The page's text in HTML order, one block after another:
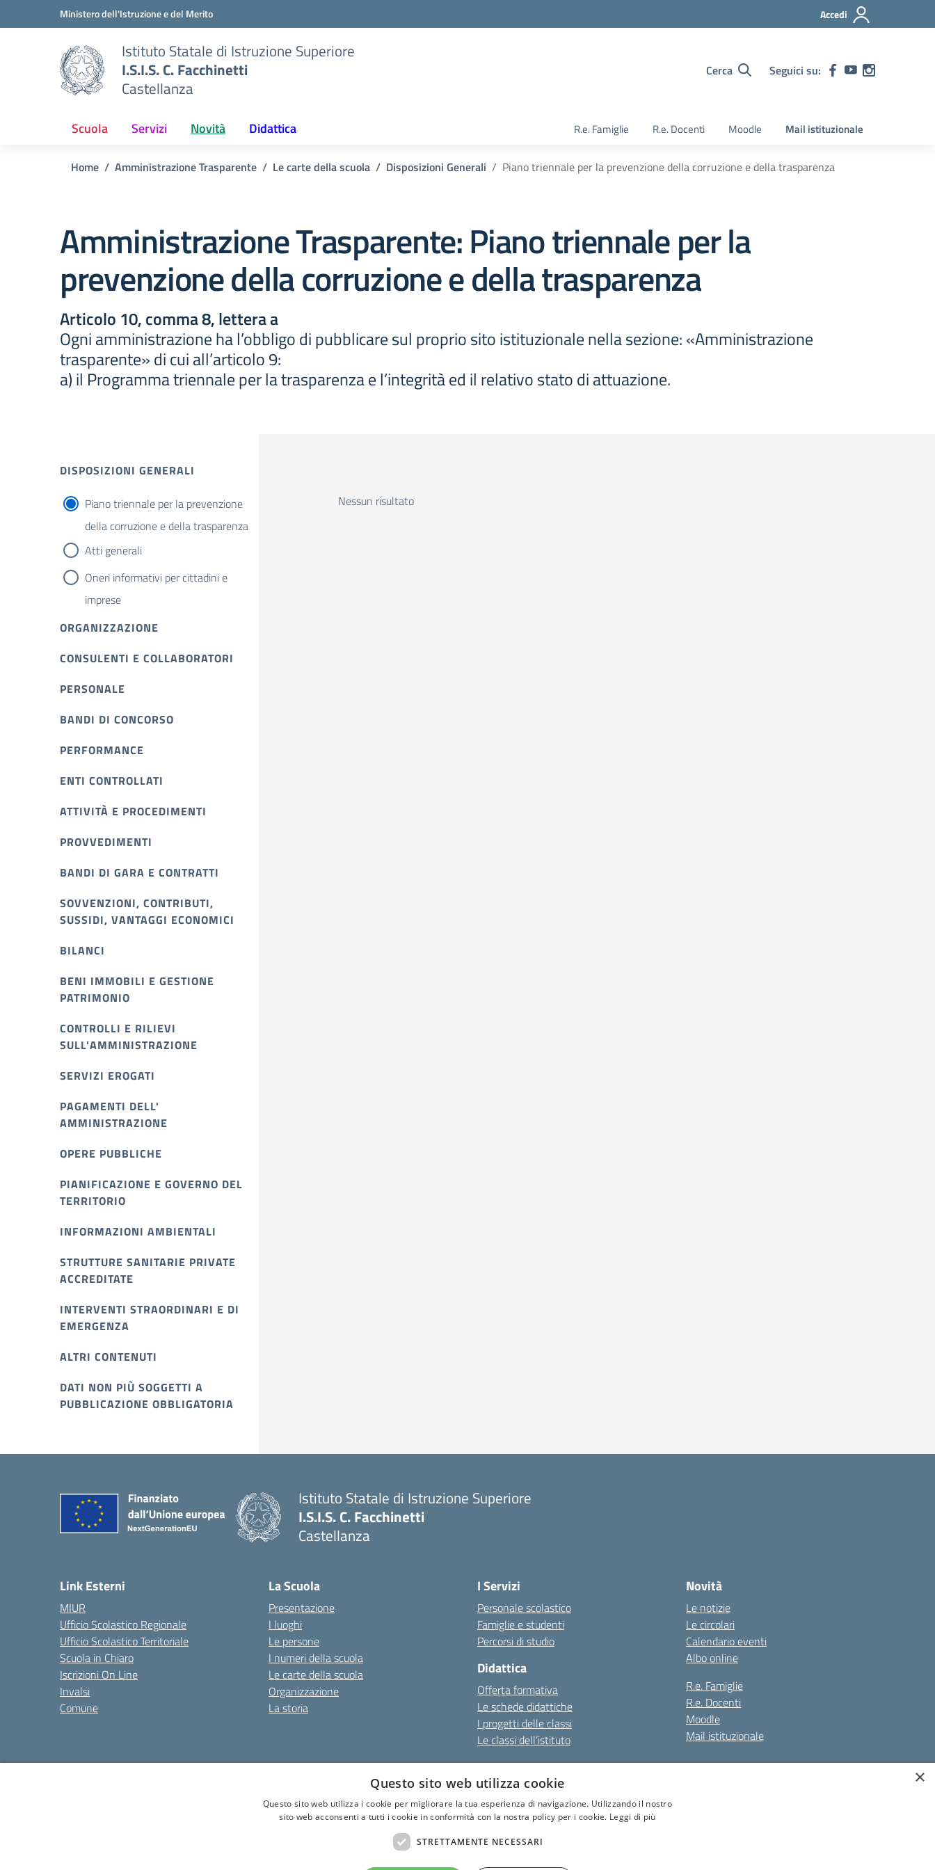
Vai ai contenuti
Vai al menu di navigazioneMinistero dell'Istruzione e del Merito Accedi
Istituto Statale di Istruzione Superiore
I.S.I.S. C. Facchinetti
Castellanza
Cerca Seguici su:
Scuola Servizi Novità Didattica R.e. Famiglie R.e. Docenti Moodle Mail istituzionale
Home Amministrazione Trasparente Le carte della scuola Disposizioni Generali Piano triennale per la prevenzione della corruzione e della trasparenza
Amministrazione Trasparente:Piano triennale per la
prevenzione della corruzione e della trasparenza
Articolo 10, comma 8, lettera a
Ogni amministrazione ha l’obbligo di pubblicare sul proprio sito istituzionale nella sezione: «Amministrazione
trasparente» di cui all’articolo 9:
a) il Programma triennale per la trasparenza e l’integrità ed il relativo stato di attuazione.
DISPOSIZIONI GENERALI
Piano triennale per la prevenzione
della corruzione e della trasparenza
Atti generali
Oneri informativi per cittadini e
imprese
ORGANIZZAZIONE
CONSULENTI E COLLABORATORI
PERSONALE
BANDI DI CONCORSO
PERFORMANCE
ENTI CONTROLLATI
ATTIVITÀ E PROCEDIMENTI
PROVVEDIMENTI
BANDI DI GARA E CONTRATTI
SOVVENZIONI, CONTRIBUTI,
SUSSIDI, VANTAGGI ECONOMICI
BILANCI
BENI IMMOBILI E GESTIONE
PATRIMONIO
CONTROLLI E RILIEVI
SULL'AMMINISTRAZIONE
SERVIZI EROGATI
PAGAMENTI DELL'
AMMINISTRAZIONE
OPERE PUBBLICHE
PIANIFICAZIONE E GOVERNO DEL
TERRITORIO
INFORMAZIONI AMBIENTALI
STRUTTURE SANITARIE PRIVATE
ACCREDITATE
INTERVENTI STRAORDINARI E DI
EMERGENZA
ALTRI CONTENUTI
DATI NON PIÙ SOGGETTI A
PUBBLICAZIONE OBBLIGATORIA
Nessun risultato
Istituto Statale di Istruzione Superiore
I.S.I.S. C. Facchinetti
Castellanza
Link Esterni
MIUR
Ufficio Scolastico Regionale
Ufficio Scolastico Territoriale
Scuola in Chiaro
Iscrizioni On Line
Invalsi
Comune
La Scuola
Presentazione
I luoghi
Le persone
I numeri della scuola
Le carte della scuola
Organizzazione
La storia
I Servizi
Personale scolastico
Famiglie e studenti
Percorsi di studio
Didattica
Offerta formativa
Le schede didattiche
I progetti delle classi
Le classi dell’istituto
Novità
Le notizie
Le circolari
Calendario eventi
Albo online
R.e. Famiglie
R.e. Docenti
Moodle
Mail istituzionale
Note LegaliDichiarazione di accessibilità
Via Azimonti, 5 - 21053 - Castellanza (VA)
×
Questo sito web utilizza cookie
Questo sito web utilizza i cookie per migliorare la tua esperienza di navigazione. Utilizzando il nostro
sito web acconsenti a tutti i cookie in conformità con la nostra policy per i cookie. Leggi di più
STRETTAMENTE NECESSARI